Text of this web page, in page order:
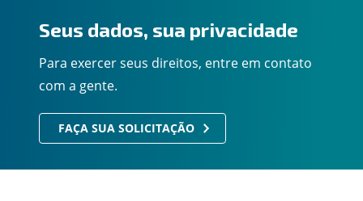
Seus dados, sua privacidade
Para exercer seus direitos, entre em contato
com a gente.
FAÇA SUA SOLICITAÇÃO